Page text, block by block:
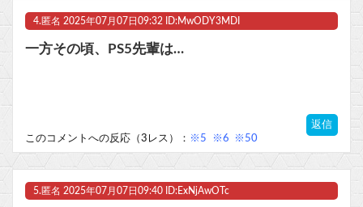
4. 匿名 2025年07月07日09:32 ID:MwODY3MDI
一方その頃、PS5先輩は…
返信
このコメントへの反応（3レス）： ※5 ※6 ※50
5. 匿名 2025年07月07日09:40 ID:ExNjAwOTc